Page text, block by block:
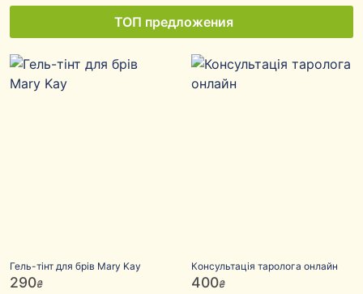
ТОП предложения
Гель-тінт для брів Mary Kay
290₴
Консультація таролога онлайн
400₴